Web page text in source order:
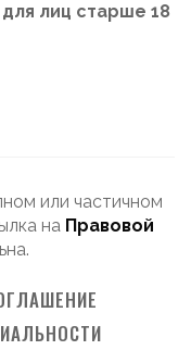
лиц старше 18
или частичном
на Правовой